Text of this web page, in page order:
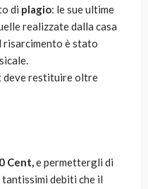
di plagio: le sue ultime
realizzate dalla casa
risarcimento è stato
deve restituire oltre
Cent,e permettergli di
debiti che il